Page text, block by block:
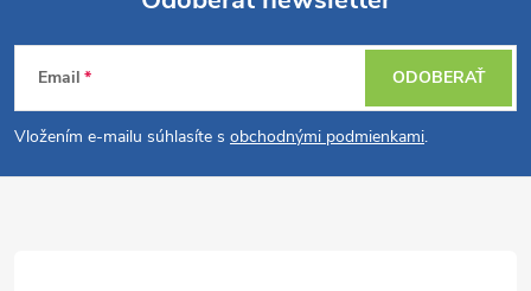
Z
á
p
Email
Vložením e-mailu súhlasíte s obchodnými podmienkami.
ODOBERAŤ